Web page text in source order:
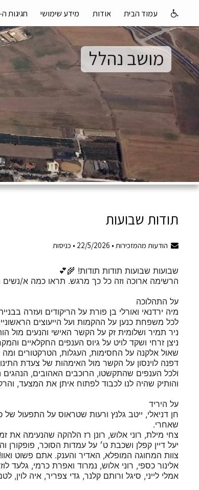
עמוד הבית אודות מידע שימושי חגיגות ה-100 לנהלל
מושב נהלל
תודות שבועות
הודעות מהמזכירות • 22/5/2026
• כניסות
שבועות שבועות תודות תודות! 🌾💕
הרשימה ארוכה וזה כל כך מרגש. תראו כמה א/נשים
על התהלוכה
מיה ירדנאי ואורלי בן פורת על הריקודים ועזרה
לכל משפחת כנען על ההקמות ועל הייעוצים
ניר תמיר ושלומית זק על הקשר האישי והנעים מול
ניצן זרחי ושקד לויט על גיוס הענפים החקלאיים
שאול אלקנה על החסימות, העגלות, הטרקטורים
דפנה לוינסון על הקשר מול האימהות של צעדת
ולכל הענפים שהתקשטו, הרוכבים האהובים, הנהגים
והותיק שהיה לנו לכבוד לפתוח איתן את המצעד,
על היריד
חן דניאלי, ייטב גלנץ ורעות שטראוס על התפעול של
שאחרי.
צחי מילת, רוני אלוש, רונן רז הלהקה שהנעימה את
יעל דיין קפלן ושכבת ט׳ על עמדות הסוכר,
צוות המחוגה המופלא, האדיר והענק. אתם פשוט ואוו!
אלינור כספי, רוני אלוש, נמרוד ואפרת כרמי, גלעד
אמלי לייני, סיגל ורותם קלנר, גדי צפריר, איה לוין,